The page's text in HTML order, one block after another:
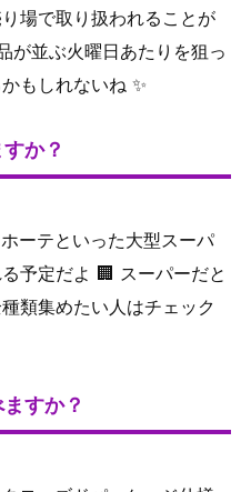
場で取り扱われることが
が並ぶ火曜日あたりを狙っ
もしれないね ✨
か？
ーテといった大型スーパ
予定だよ 🏢 スーパーだと
類集めたい人はチェック
すか？